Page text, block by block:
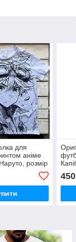
для
аніме
розмір
450